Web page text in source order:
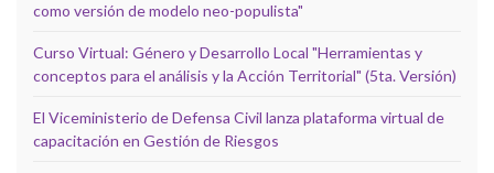
como versión de modelo neo-populista"
Curso Virtual: Género y Desarrollo Local "Herramientas y
conceptos para el análisis y la Acción Territorial" (5ta. Versión)
El Viceministerio de Defensa Civil lanza plataforma virtual de
capacitación en Gestión de Riesgos